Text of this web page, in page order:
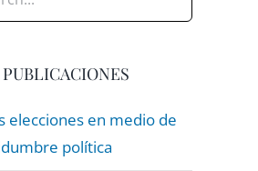
elecciones en medio de
política